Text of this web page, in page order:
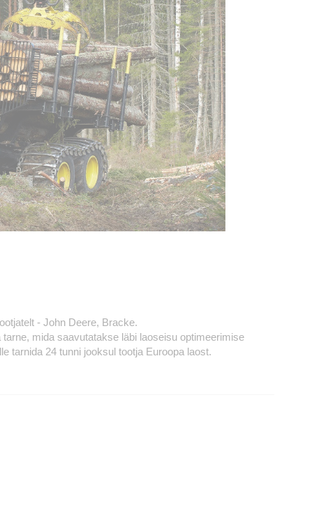
- John Deere, Bracke.
mida saavutatakse läbi laoseisu optimeerimise
tarnida 24 tunni jooksul tootja Euroopa laost.